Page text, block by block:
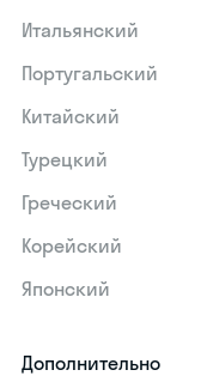
Итальянский
Португальский
Китайский
Турецкий
Греческий
Корейский
Японский
Дополнительно